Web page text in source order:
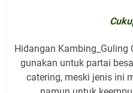
Hidangan Kambing_Guling
gunakan untuk partai
catering, meski jenis ini